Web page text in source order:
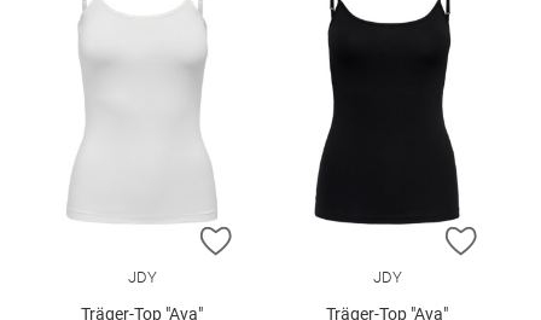
ZUR WUNSCHLISTE HINZUFÜGEN
JDY
Träger-Top "Ava"
ZUR
JDY
Träger-Top "Ava"